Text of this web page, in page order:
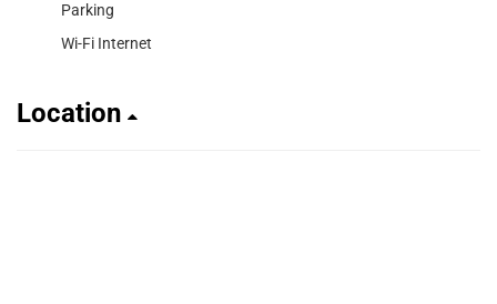
Parking
Wi-Fi Internet
Location